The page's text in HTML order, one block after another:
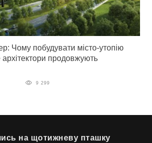
Чому побудувати місто-утопію
продовжують
9 299
на щотижневу пташку